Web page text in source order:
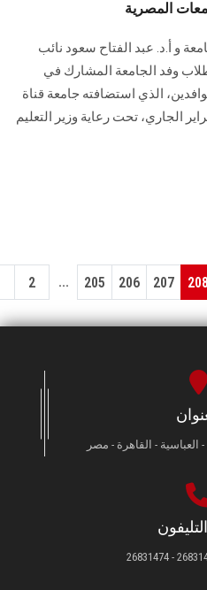
المصرية
و أ.د. عبد الفتاح سعود نائب
وفد الجامعة المشارك في
الذي استضافته جامعة قناة
في الفترة من 1 الي 4 فبراير الجاري، تحت رعاية وزير التعليم
2 ... 205 206 207 208
العباسية - القاهرة - مصر